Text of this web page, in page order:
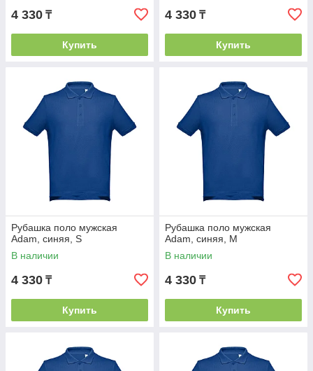
4 330 ₸
Купить
4 330 ₸
Купить
Рубашка поло мужская
Adam, синяя, S
В наличии
4 330 ₸
Купить
Рубашка поло мужская
Adam, синяя, M
В наличии
4 330 ₸
Купить